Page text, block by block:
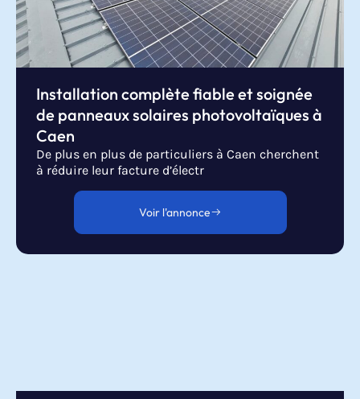
Installation complète fiable et soignée
de panneaux solaires photovoltaïques à
Caen
De plus en plus de particuliers à Caen cherchent
à réduire leur facture d’électr
Voir l'annonce